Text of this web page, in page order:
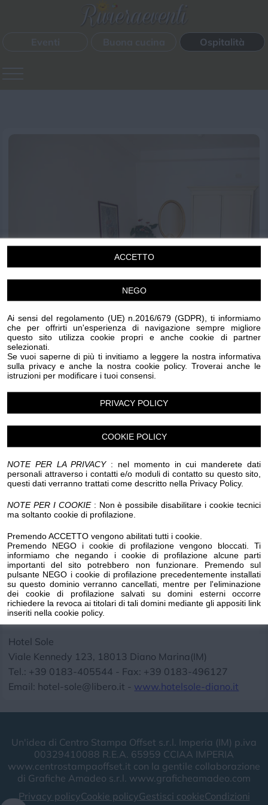
ACCETTO
NEGO
Ai sensi del regolamento (UE) n.2016/679 (GDPR), ti informiamo
che per offrirti un'esperienza di navigazione sempre migliore
questo sito utilizza cookie propri e anche cookie di partner
selezionati.
Se vuoi saperne di più ti invitiamo a leggere la nostra informativa
sulla privacy e anche la nostra cookie policy. Troverai anche le
istruzioni per modificare i tuoi consensi.
PRIVACY POLICY
COOKIE POLICY
NOTE PER LA PRIVACY: nel momento in cui manderete dati
personali attraverso i contatti e/o moduli di contatto su questo sito,
questi dati verranno trattati come descritto nella Privacy Policy.
NOTE PER I COOKIE: Non è possibile disabilitare i cookie tecnici
ma soltanto cookie di profilazione.
Premendo ACCETTO vengono abilitati tutti i cookie.
Premendo NEGO i cookie di profilazione vengono bloccati. Ti
informiamo che negando i cookie di profilazione alcune parti
importanti del sito potrebbero non funzionare. Premendo sul
pulsante NEGO i cookie di profilazione precedentemente installati
su questo dominio verranno cancellati, mentre per l'eliminazione
dei cookie di profilazione salvati su domini esterni occorre
richiedere la revoca ai titolari di tali domini mediante gli appositi link
inseriti nella cookie policy.
Ospitalità
HOTEL SOLE ***
Perfettamente inserito nella ridente città di Diano
Marina, perla della Riviera dei Fiori, l’Hotel Sole è
gestito dai proprietari Emanuela e Pietro Trevia che con
competenza e professionalità ne curano ogni
particolare.
Grazie alla grande esperienza turistica maturata in
quarant’anni di attività, si assicura ai graditi ospiti la
vacanza ideale in un ambiente signorile e familiare.
Hotel Sole
Viale Kennedy 123, 18013 Diano Marina(IM)
Tel.: +39 0183-405544 - Fax: +39 0183-496127
Email: hotel-sole@libero.it - www.hotelsole-diano.it
Un'idea di Centro Stampa Offset s.r.l. Imperia (IM) p.iva
00329410088 R.E.A. 65959 CCIAA IMPERIA
www.centrostampaoffset.it con la gentile collaborazione
di Grafiche Amadeo s.r.l. www.graficheamadeo.com
Privacy policyCookie policyGestisci cookieCondizioni